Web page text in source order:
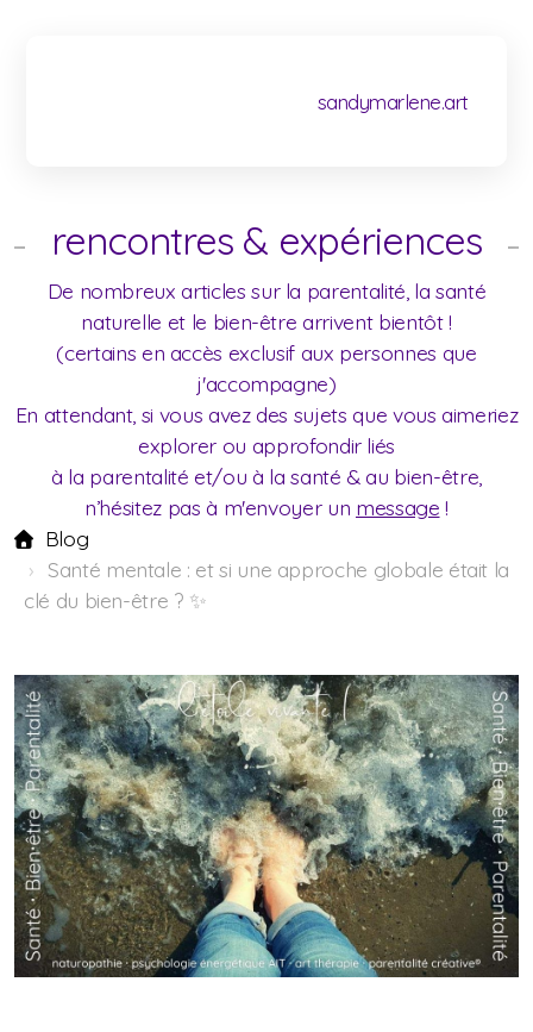
sandymarlene.art
rencontres & expériences
De nombreux articles sur la parentalité, la santé
naturelle et le bien-être arrivent bientôt !
(certains en accès exclusif aux personnes que
j'accompagne)
En attendant, si vous avez des sujets que vous aimeriez
explorer ou approfondir liés
à la parentalité et/ou à la santé & au bien-être,
n’hésitez pas à m'envoyer un message !
Blog
Santé mentale : et si une approche globale était la
clé du bien-être ? ✨